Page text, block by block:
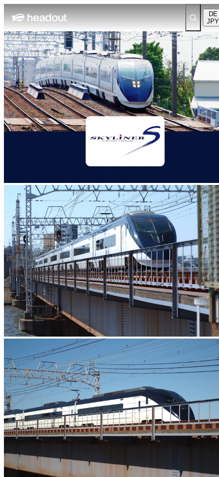
DE
JPY